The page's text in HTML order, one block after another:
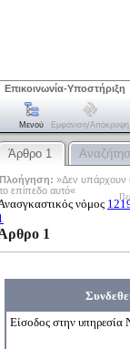
Επικοινωνία-Υποστήριξη
Μενού Εμφάνιση/απόκρυψη
Άρθρο 1